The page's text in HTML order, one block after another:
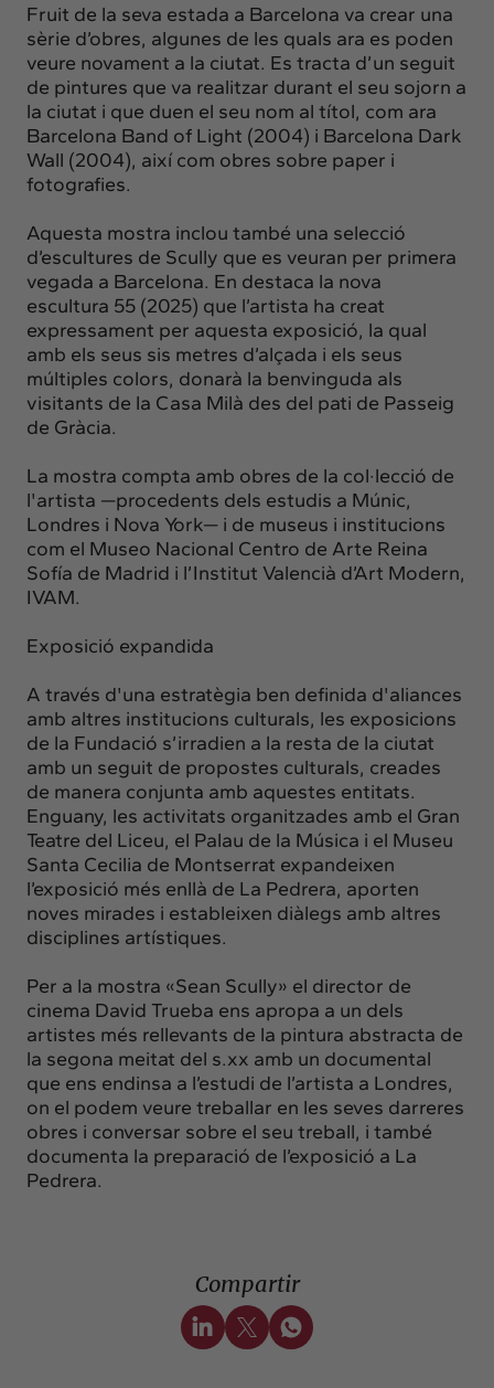
Fruit de la seva estada a Barcelona va crear una
sèrie d’obres, algunes de les quals ara es poden
veure novament a la ciutat. Es tracta d’un seguit
de pintures que va realitzar durant el seu sojorn a
la ciutat i que duen el seu nom al títol, com ara
Barcelona Band of Light (2004) i Barcelona Dark
Wall (2004), així com obres sobre paper i
fotografies.
Aquesta mostra inclou també una selecció
d’escultures de Scully que es veuran per primera
vegada a Barcelona. En destaca la nova
escultura 55 (2025) que l’artista ha creat
expressament per aquesta exposició, la qual
amb els seus sis metres d’alçada i els seus
múltiples colors, donarà la benvinguda als
visitants de la Casa Milà des del pati de Passeig
de Gràcia.
La mostra compta amb obres de la col·lecció de
l'artista —procedents dels estudis a Múnic,
Londres i Nova York— i de museus i institucions
com el Museo Nacional Centro de Arte Reina
Sofía de Madrid i l’Institut Valencià d’Art Modern,
IVAM.
Exposició expandida
A través d'una estratègia ben definida d'aliances
amb altres institucions culturals, les exposicions
de la Fundació s’irradien a la resta de la ciutat
amb un seguit de propostes culturals, creades
de manera conjunta amb aquestes entitats.
Enguany, les activitats organitzades amb el Gran
Teatre del Liceu, el Palau de la Música i el Museu
Santa Cecilia de Montserrat expandeixen
l’exposició més enllà de La Pedrera, aporten
noves mirades i estableixen diàlegs amb altres
disciplines artístiques.
Per a la mostra «Sean Scully» el director de
cinema David Trueba ens apropa a un dels
artistes més rellevants de la pintura abstracta de
la segona meitat del s.xx amb un documental
que ens endinsa a l’estudi de l’artista a Londres,
on el podem veure treballar en les seves darreres
obres i conversar sobre el seu treball, i també
documenta la preparació de l’exposició a La
Pedrera.
Compartir